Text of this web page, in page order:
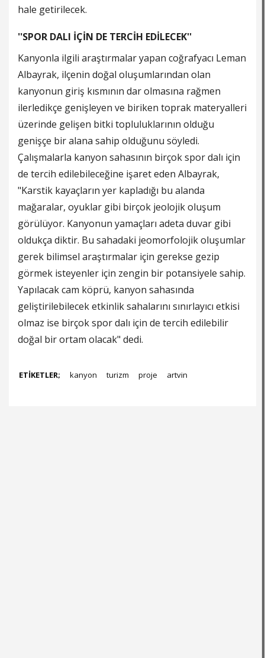
hale getirilecek.
''SPOR DALI İÇİN DE TERCİH EDİLECEK''
Kanyonla ilgili araştırmalar yapan coğrafyacı Leman
Albayrak, ilçenin doğal oluşumlarından olan
kanyonun giriş kısmının dar olmasına rağmen
ilerledikçe genişleyen ve biriken toprak materyalleri
üzerinde gelişen bitki topluluklarının olduğu
genişçe bir alana sahip olduğunu söyledi.
Çalışmalarla kanyon sahasının birçok spor dalı için
de tercih edilebileceğine işaret eden Albayrak,
"Karstik kayaçların yer kapladığı bu alanda
mağaralar, oyuklar gibi birçok jeolojik oluşum
görülüyor. Kanyonun yamaçları adeta duvar gibi
oldukça diktir. Bu sahadaki jeomorfolojik oluşumlar
gerek bilimsel araştırmalar için gerekse gezip
görmek isteyenler için zengin bir potansiyele sahip.
Yapılacak cam köprü, kanyon sahasında
geliştirilebilecek etkinlik sahalarını sınırlayıcı etkisi
olmaz ise birçok spor dalı için de tercih edilebilir
doğal bir ortam olacak" dedi.
ETİKETLER; kanyon turizm proje artvin